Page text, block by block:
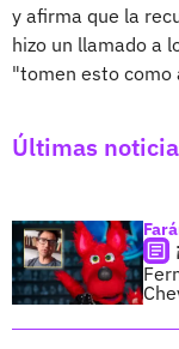
y afirma que la
hizo un llamado a
"tomen esto como
Últimas